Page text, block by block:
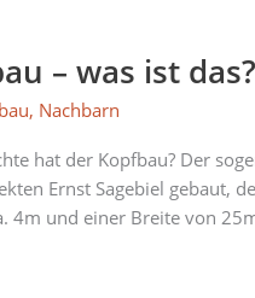
– was ist
, Nachbarn
hat der Kopfbau? Der
Ernst Sagebiel gebaut,
4m und einer Breite von